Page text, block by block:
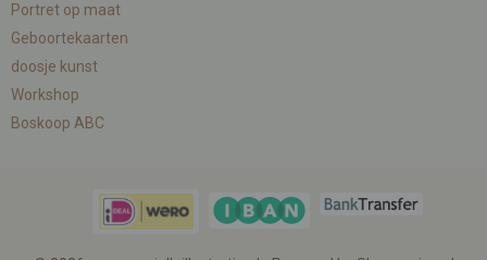
Portret op maat
Geboortekaarten
doosje kunst
Workshop
Boskoop ABC